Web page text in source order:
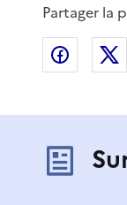
Partager la